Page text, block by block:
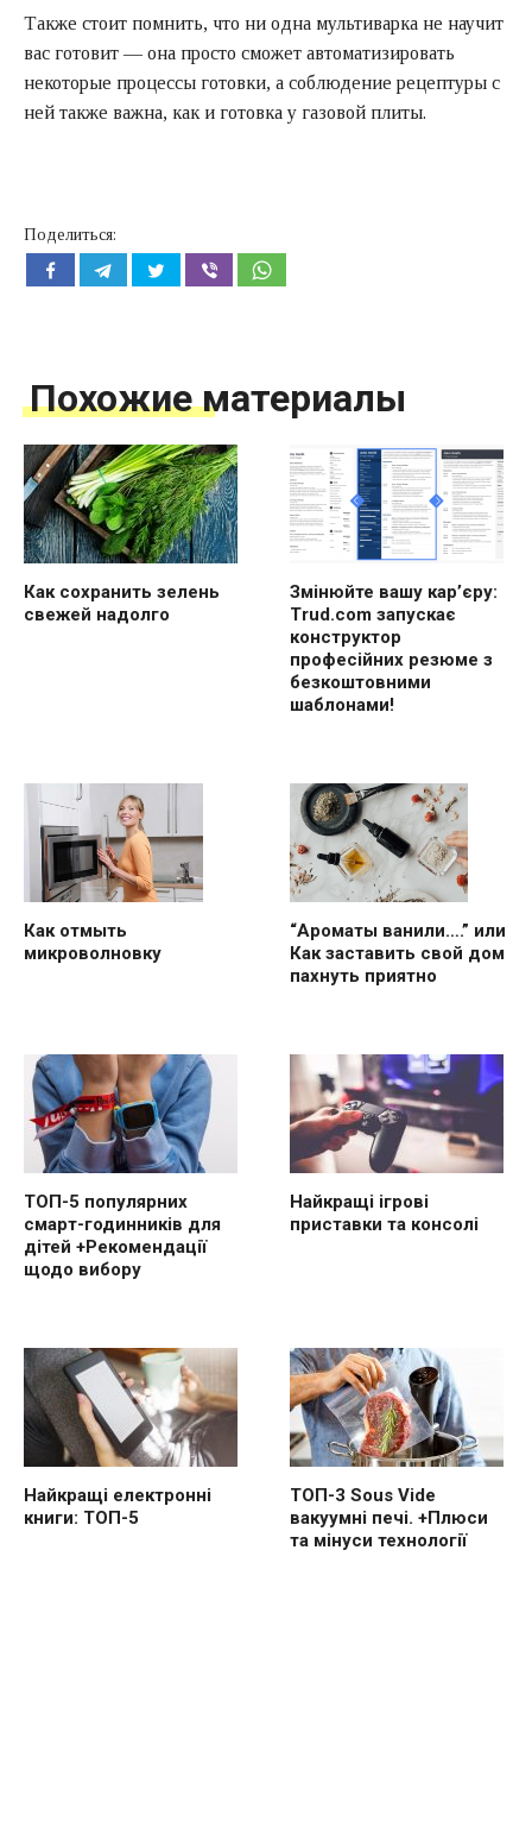
Также стоит помнить, что ни одна мультиварка не научит
вас готовит — она просто сможет автоматизировать
некоторые процессы готовки, а соблюдение рецептуры с
ней также важна, как и готовка у газовой плиты.
Поделиться:
Похожие материалы
Как сохранить зелень
свежей надолго
Змінюйте вашу кар’єру:
Trud.com запускає
конструктор
професійних резюме з
безкоштовними
шаблонами!
Как отмыть
микроволновку
“Ароматы ванили….” или
Как заставить свой дом
пахнуть приятно
ТОП-5 популярних
смарт-годинників для
дітей +Рекомендації
щодо вибору
Найкращі ігрові
приставки та консолі
Найкращі електронні
книги: ТОП-5
ТОП-3 Sous Vide
вакуумні печі. +Плюси
та мінуси технології